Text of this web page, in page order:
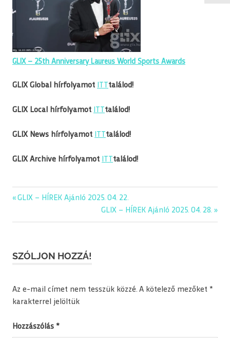
GLIX – 25th Anniversary Laureus World Sports Awards
GLIX Global hírfolyamot ITT találod!
GLIX Local hírfolyamot ITT találod!
GLIX News hírfolyamot ITT találod!
GLIX Archive hírfolyamot ITT találod!
Bejegyzés
navigáció
Previous
GLIX – HÍREK Ajánló 2025. 04. 22.
Next
Post:
GLIX – HÍREK Ajánló 2025. 04. 28.
SZÓLJON HOZZÁ!
Az e-mail címet nem tesszük közzé. A kötelező mezőket *
karakterrel jelöltük
Hozzászólás *